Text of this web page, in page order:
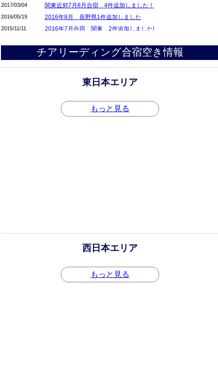
2017/03/04 関東近郊7月8月合宿 4件追加しました！
2016/05/19 2016年8月 長野県1件追加しました
2015/11/11 2016年7月合宿 関東 2件追加しました!
チアリーディング合宿ページリニューアル
チアリーディング合宿空き情報
東日本エリア
もっと見る
西日本エリア
もっと見る